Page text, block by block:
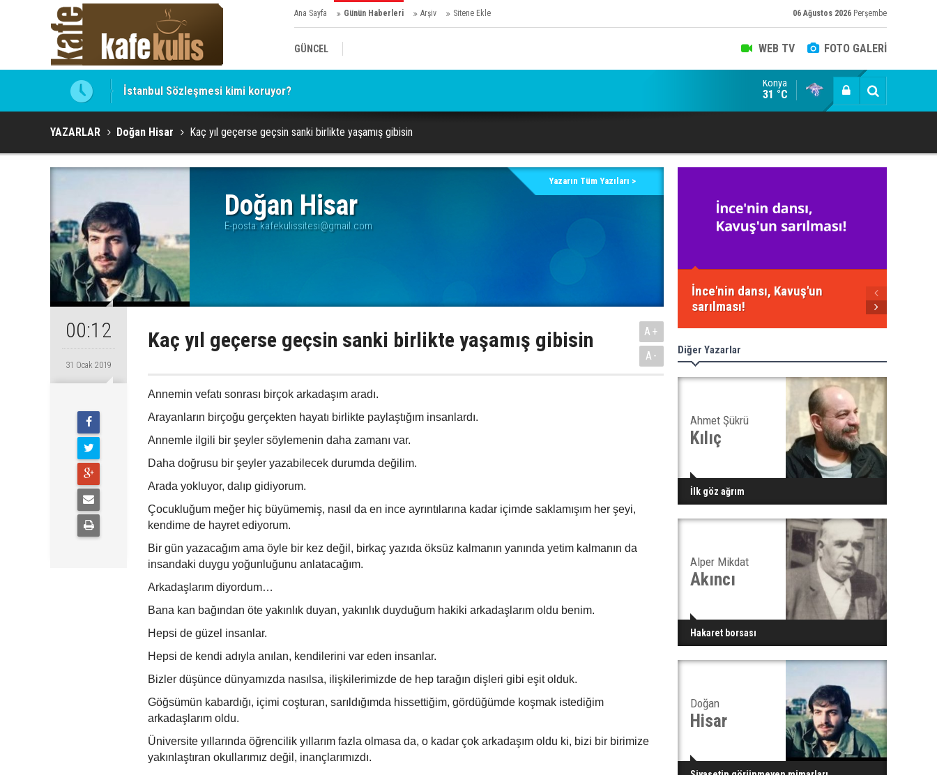
Ana Sayfa Günün Haberleri Arşiv Sitene Ekle 06 Ağustos 2026 Perşembe
WEB TV FOTO GALERİ
GÜNCEL
İstanbul Sözleşmesi kimi koruyor? Hocaefendi, ekonomist, militan Hasan Hüseyin Varol
Konya
31 °C
YAZARLAR Doğan Hisar Kaç yıl geçerse geçsin sanki birlikte yaşamış gibisin
Doğan Hisar
E-posta:kafekulissitesi@gmail.com
Yazarın Tüm Yazıları >
00:12
31 Ocak 2019
Kaç yıl geçerse geçsin sanki birlikte yaşamış gibisin
A+
A-
Annemin vefatı sonrası birçok arkadaşım aradı.
Arayanların birçoğu gerçekten hayatı birlikte paylaştığım insanlardı.
Annemle ilgili bir şeyler söylemenin daha zamanı var.
Daha doğrusu bir şeyler yazabilecek durumda değilim.
Arada yokluyor, dalıp gidiyorum.
Çocukluğum meğer hiç büyümemiş, nasıl da en ince ayrıntılarına kadar içimde saklamışım her şeyi,
kendime de hayret ediyorum.
Bir gün yazacağım ama öyle bir kez değil, birkaç yazıda öksüz kalmanın yanında yetim kalmanın da
insandaki duygu yoğunluğunu anlatacağım.
Arkadaşlarım diyordum…
Bana kan bağından öte yakınlık duyan, yakınlık duyduğum hakiki arkadaşlarım oldu benim.
Hepsi de güzel insanlar.
Hepsi de kendi adıyla anılan, kendilerini var eden insanlar.
Bizler düşünce dünyamızda nasılsa, ilişkilerimizde de hep tarağın dişleri gibi eşit olduk.
Göğsümün kabardığı, içimi coşturan, sarıldığımda hissettiğim, gördüğümde koşmak istediğim
arkadaşlarım oldu.
Üniversite yıllarında öğrencilik yıllarım fazla olmasa da, o kadar çok arkadaşım oldu ki, bizi bir birimize
yakınlaştıran okullarımız değil, inançlarımızdı.
İnce'nin dansı, Kavuş'un
sarılması!
Diğer Yazarlar
Ahmet Şükrü
Kılıç
İlk göz ağrım
Alper Mikdat
Akıncı
Hakaret borsası
Doğan
Hisar